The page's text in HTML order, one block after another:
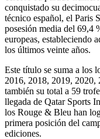
conquistado su
técnico español, el Paris
posesión media del 69,4
europeas, estableciendo
los últimos veinte años.
Este título se suma a los
2016, 2018, 2019, 2020,
también su total a 59
llegada de Qatar Sports
los Rouge & Bleu han
primera posición del
ediciones.